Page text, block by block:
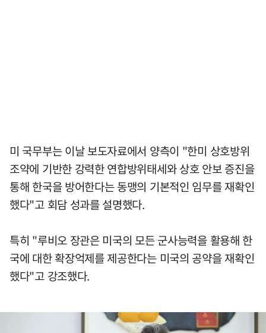
미 국무부는 이날 보도자료에서 양측이 "한미 상호방위
조약에 기반한 강력한 연합방위태세와 상호 안보 증진을
통해 한국을 방어한다는 동맹의 기본적인 임무를 재확인
했다"고 회담 성과를 설명했다.
특히 "루비오 장관은 미국의 모든 군사능력을 활용해 한
국에 대한 확장억제를 제공한다는 미국의 공약을 재확인
했다"고 강조했다.